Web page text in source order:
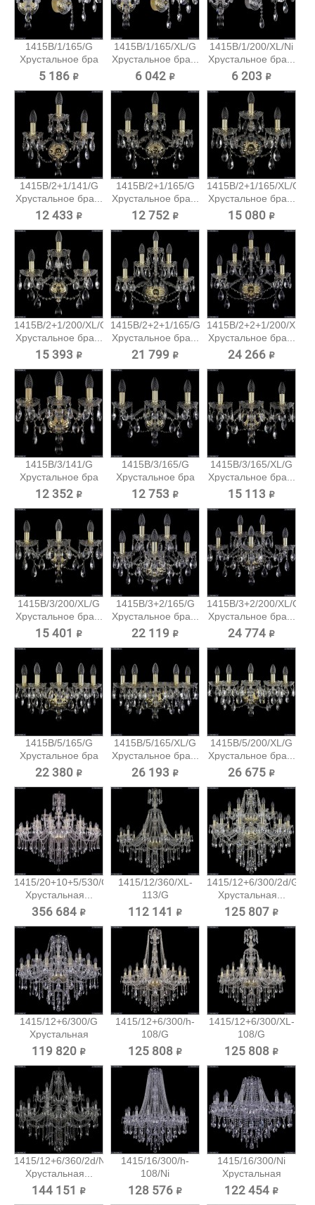
1415B/1/165/G
Хрустальное бра
Bohemia...
5 186 ₽
1415B/1/165/XL/G
Хрустальное бра...
6 042 ₽
1415B/1/200/XL/Ni
Хрустальное бра...
6 203 ₽
1415B/2+1/141/G
Хрустальное бра...
12 433 ₽
1415B/2+1/165/G
Хрустальное бра...
12 752 ₽
1415B/2+1/165/XL/G
Хрустальное бра...
15 080 ₽
1415B/2+1/200/XL/G
Хрустальное бра...
15 393 ₽
1415B/2+2+1/165/G
Хрустальное бра...
21 799 ₽
1415B/2+2+1/200/XL/G
Хрустальное бра...
24 266 ₽
1415B/3/141/G
Хрустальное бра
Bohemia...
12 352 ₽
1415B/3/165/G
Хрустальное бра
Bohemia...
12 753 ₽
1415B/3/165/XL/G
Хрустальное бра...
15 113 ₽
1415B/3/200/XL/G
Хрустальное бра...
15 401 ₽
1415B/3+2/165/G
Хрустальное бра...
22 119 ₽
1415B/3+2/200/XL/G
Хрустальное бра...
24 774 ₽
1415B/5/165/G
Хрустальное бра
Bohemia...
22 380 ₽
1415B/5/165/XL/G
Хрустальное бра...
26 193 ₽
1415B/5/200/XL/G
Хрустальное бра...
26 675 ₽
1415/20+10+5/530/G
Хрустальная...
356 684 ₽
1415/12/360/XL-
113/G
Хрустальная...
112 141 ₽
1415/12+6/300/2d/G
Хрустальная...
125 807 ₽
1415/12+6/300/G
Хрустальная
подвесная...
119 820 ₽
1415/12+6/300/h-
108/G
Хрустальная...
125 808 ₽
1415/12+6/300/XL-
108/G
Хрустальная...
125 808 ₽
1415/12+6/360/2d/Ni
Хрустальная...
144 151 ₽
1415/16/300/h-
108/Ni
Хрустальная...
128 576 ₽
1415/16/300/Ni
Хрустальная
подвесная...
122 454 ₽